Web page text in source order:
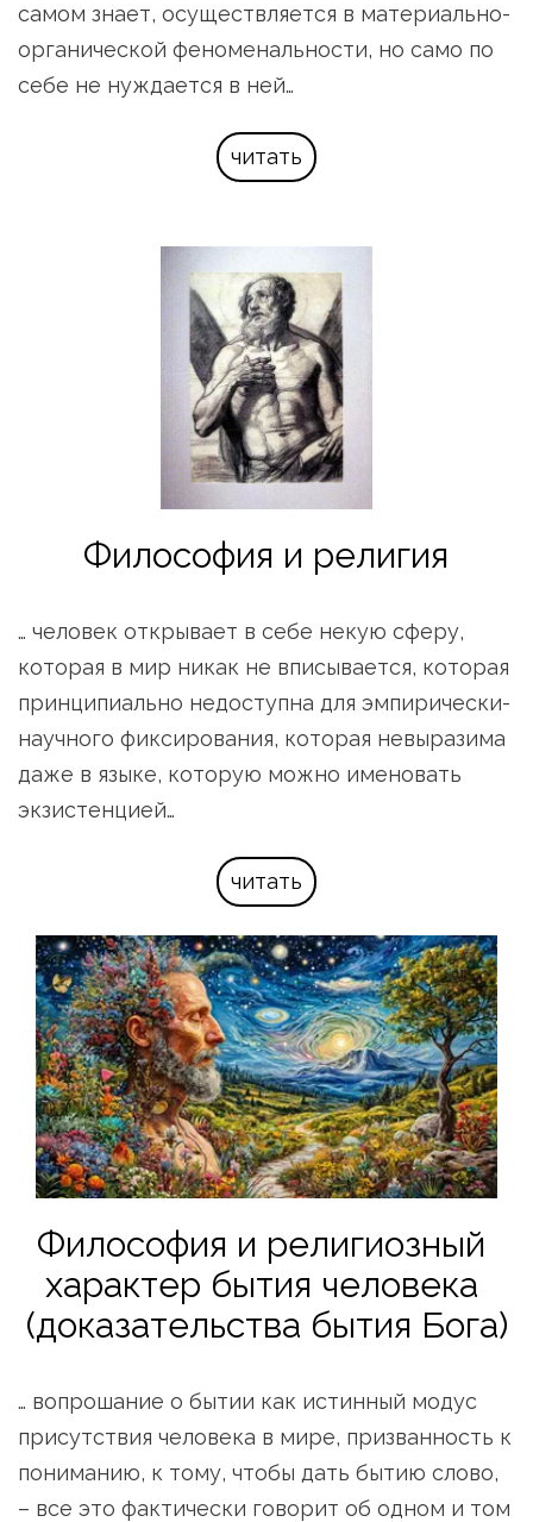
самом знает, осуществляется в материально-
органической феноменальности, но само по
себе не нуждается в ней…
читать
Философия и религия
… человек открывает в себе некую сферу,
которая в мир никак не вписывается, которая
принципиально недоступна для эмпирически-
научного фиксирования, которая невыразима
даже в языке, которую можно именовать
экзистенцией…
читать
Философия и религиозный
характер бытия человека
(доказательства бытия Бога)
… вопрошание о бытии как истинный модус
присутствия человека в мире, призванность к
пониманию, к тому, чтобы дать бытию слово,
– все это фактически говорит об одном и том